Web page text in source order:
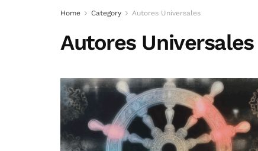
Home Category Autores Universales
Autores Universales